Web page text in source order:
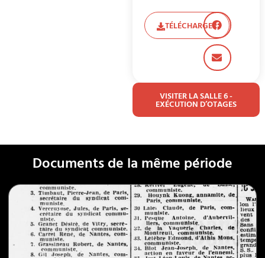
TÉLÉCHARGER
VISITER LA SALLE 6 -
EXÉCUTION D’OTAGES
Documents de la même période